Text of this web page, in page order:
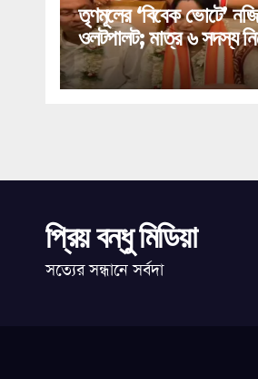
তৃণমূলের ‘বিবেক ভোটে’
ওলটপালট; মাত্র ৬ সদস্য
পরিষদ দখল করল বিজেপি!
প্রিয় বন্ধু মিডিয়া
সত্যের সন্ধানে সর্বদা